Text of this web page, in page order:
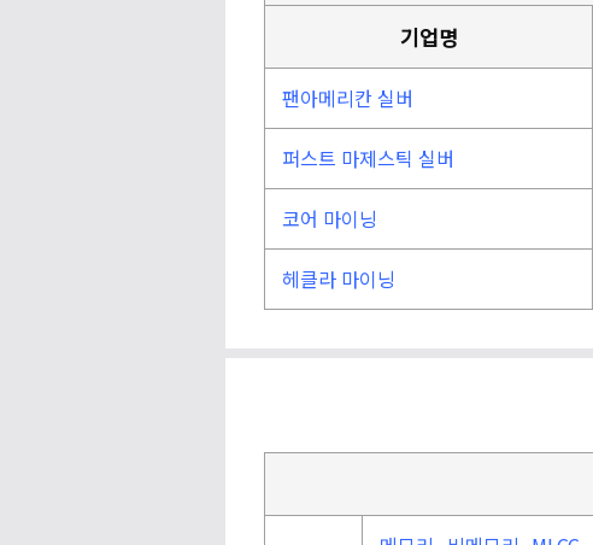
기업명
팬아메리칸 실버
퍼스트 마제스틱 실버
코어 마이닝
헤클라 마이닝